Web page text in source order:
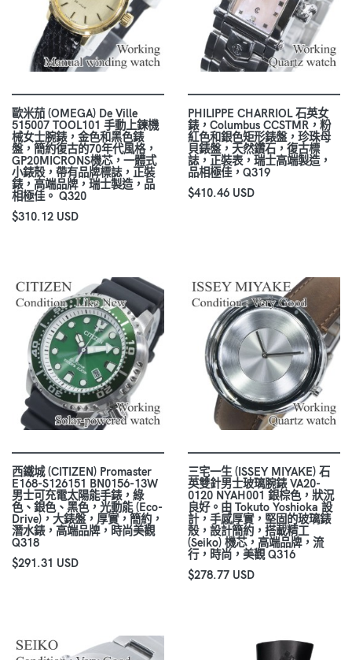
歐米茄 (OMEGA) De Ville
515007 TOOL101 手動上鍊機
械女士腕錶，金色和黑色錶
盤，簡約復古的70年代風格，
GP20MICRONS機芯，一體式
小錶殼，帶有品牌標誌，正裝
錶，高端品牌，瑞士製造，品
相極佳。 Q320
$310.12 USD
PHILIPPE CHARRIOL 石英女
錶，Columbus CCSTMR，粉
紅色和銀色矩形錶盤，珍珠母
貝錶盤，天然鑽石，復古標
誌，正裝表，瑞士高端製造，
品相極佳，Q319
$410.46 USD
西鐵城 (CITIZEN) Promaster
E168-S126151 BN0156-13W
男士可充電太陽能手錶，綠
色、銀色、黑色，光動能 (Eco-
Drive)，大錶盤，厚實，簡約，
潛水錶，高端品牌，時尚美觀
Q318
$291.31 USD
三宅一生 (ISSEY MIYAKE) 石
英雙針男士玻璃腕錶 VA20-
0120 NYAH001 銀棕色，狀況
良好。由 Tokuto Yoshioka 設
計，手感厚實，堅固的玻璃錶
殼，設計簡約，搭載精工
(Seiko) 機芯，高端品牌，流
行，時尚，美觀 Q316
$278.77 USD